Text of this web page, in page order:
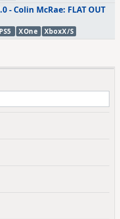
- Colin McRae: FLAT OUT
PS5 XOne XboxX/S